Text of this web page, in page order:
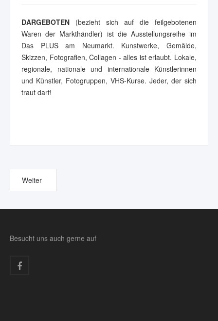
DARGEBOTEN (bezieht sich auf die feilgebotenen
Waren der Markthändler) ist die Ausstellungsreihe im
Das PLUS am Neumarkt. Kunstwerke, Gemälde,
Skizzen, Fotografien, Collagen - alles ist erlaubt. Lokale,
regionale, nationale und internationale Künstlerinnen
und Künstler, Fotogruppen, VHS-Kurse. Jeder, der sich
traut darf!
Weiter
Besucht uns auch gerne auf